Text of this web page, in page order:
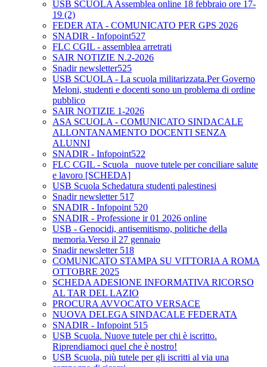
USB SCUOLA Assemblea online 18 febbraio ore 17-
19 (2)
FEDER ATA - COMUNICATO PER GPS 2026
SNADIR - Infopoint527
FLC CGIL - assemblea arretrati
SAIR NOTIZIE N.2-2026
Snadir newsletter525
USB SCUOLA - La scuola militarizzata.Per Governo
Meloni, studenti e docenti sono un problema di ordine
pubblico
SAIR NOTIZIE 1-2026
ASA SCUOLA - COMUNICATO SINDACALE
ALLONTANAMENTO DOCENTI SENZA
ALUNNI
SNADIR - Infopoint522
FLC CGIL - Scuola_ nuove tutele per conciliare salute
e lavoro [SCHEDA]
USB Scuola Schedatura studenti palestinesi
Snadir newsletter 517
SNADIR - Infopoint 520
SNADIR - Professione ir 01 2026 online
USB - Genocidi, antisemitismo, politiche della
memoria.Verso il 27 gennaio
Snadir newsletter 518
COMUNICATO STAMPA SU VITTORIA A ROMA
OTTOBRE 2025
SCHEDA ADESIONE INFORMATIVA RICORSO
AL TAR DEL LAZIO
PROCURA AVVOCATO VERSACE
NUOVA DELEGA SINDACALE FEDERATA
SNADIR - Infopoint 515
USB Scuola. Nuove tutele per chi è iscritto.
Riprendiamoci quel che è nostro!
USB Scuola, più tutele per gli iscritti al via una